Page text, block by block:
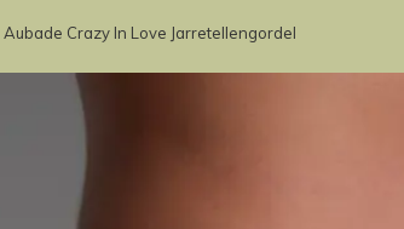
Aubade Crazy In Love Jarretellengordel